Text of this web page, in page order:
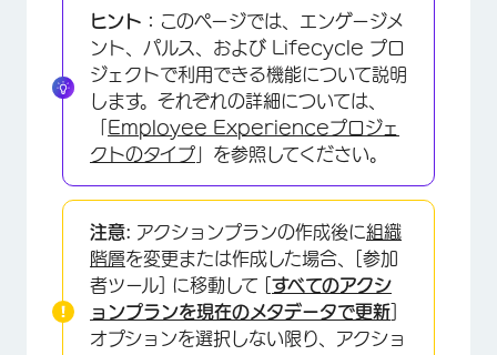
FAQs
ヒント： このページでは、エンゲージメ
ント、パルス、および Lifecycle プロ
ジェクトで利用できる機能について説明
します。それぞれの詳細については、
Employee Experienceプロジェ
クトのタイプ 」を参照してください。
注意: アクションプランの作成後に組織
階層を変更または作成した場合、[参加
者ツール] に移動して [ すべてのアクシ
ョンプランを現在のメタデータで更新
オプションを選択しない限り、アクショ